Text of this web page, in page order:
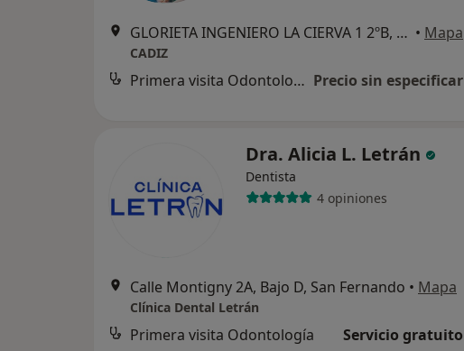
GLORIETA INGENIERO LA CIERVA 1 2ºB, Cádiz • Mapa
CADIZ
Primera visita Odontología Precio sin especificar
Dra. Alicia L. Letrán
Dentista
4 opiniones
Calle Montigny 2A, Bajo D, San Fernando • Mapa
Clínica Dental Letrán
Primera visita Odontología Servicio gratuito